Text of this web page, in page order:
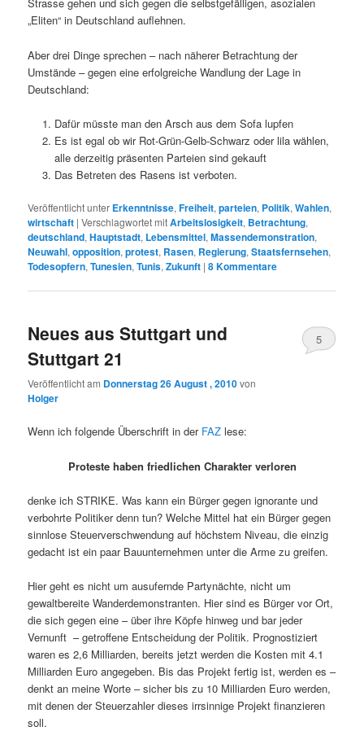
Strasse gehen und sich gegen die selbstgefälligen, asozialen
„Eliten“ in Deutschland auflehnen.
Aber drei Dinge sprechen – nach näherer Betrachtung der
Umstände – gegen eine erfolgreiche Wandlung der Lage in
Deutschland:
Dafür müsste man den Arsch aus dem Sofa lupfen
Es ist egal ob wir Rot-Grün-Gelb-Schwarz oder lila wählen,
alle derzeitig präsenten Parteien sind gekauft
Das Betreten des Rasens ist verboten.
Veröffentlicht unter Erkenntnisse,Freiheit,parteien, Politik,Wahlen,
wirtschaft |Verschlagwortet mitArbeitslosigkeit, Betrachtung,
deutschland,Hauptstadt, Lebensmittel,Massendemonstration,
Neuwahl,opposition,protest, Rasen, Regierung,Staatsfernsehen,
Todesopfern,Tunesien,Tunis,Zukunft |8Kommentare
Neues aus Stuttgart und
Stuttgart 21
Veröffentlicht am Donnerstag 26 August , 2010von
Holger
5
Wenn ich folgende Überschrift in der FAZ lese:
Proteste haben friedlichen Charakter verloren
denke ich STRIKE. Was kann ein Bürger gegen ignorante und
verbohrte Politiker denn tun? Welche Mittel hat ein Bürger gegen
sinnlose Steuerverschwendung auf höchstem Niveau, die einzig
gedacht ist ein paar Bauunternehmen unter die Arme zu greifen.
Hier geht es nicht um ausufernde Partynächte, nicht um
gewaltbereite Wanderdemonstranten. Hier sind es Bürger vor Ort,
die sich gegen eine – über ihre Köpfe hinweg und bar jeder
Vernunft – getroffene Entscheidung der Politik. Prognostiziert
waren es 2,6 Milliarden, bereits jetzt werden die Kosten mit 4.1
Milliarden Euro angegeben. Bis das Projekt fertig ist, werden es –
denkt an meine Worte – sicher bis zu 10 Milliarden Euro werden,
mit denen der Steuerzahler dieses irrsinnige Projekt finanzieren
soll.